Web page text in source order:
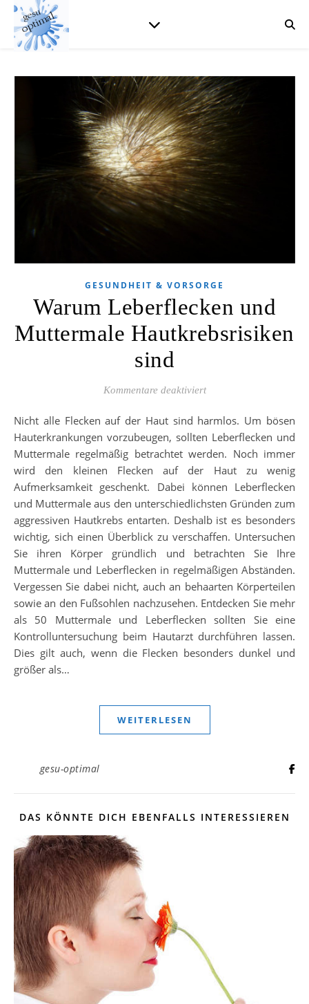
GESUNDHEIT & VORSORGE
Warum Leberflecken und
Muttermale Hautkrebsrisiken
sind
Kommentare deaktiviertfür Warum
Nicht alle Flecken auf der Haut sind harmlos. Um bösen
Hauterkrankungen vorzubeugen, sollten Leberflecken und
Muttermale regelmäßig betrachtet werden. Noch immer
wird den kleinen Flecken auf der Haut zu wenig
Aufmerksamkeit geschenkt. Dabei können Leberflecken
und Muttermale aus den unterschiedlichsten Gründen zum
aggressiven Hautkrebs entarten. Deshalb ist es besonders
wichtig, sich einen Überblick zu verschaffen. Untersuchen
Sie ihren Körper gründlich und betrachten Sie Ihre
Muttermale und Leberflecken in regelmäßigen Abständen.
Vergessen Sie dabei nicht, auch an behaarten Körperteilen
sowie an den Fußsohlen nachzusehen. Entdecken Sie mehr
als 50 Muttermale und Leberflecken sollten Sie eine
Kontrolluntersuchung beim Hautarzt durchführen lassen.
Dies gilt auch, wenn die Flecken besonders dunkel und
größer als…
WEITERLESEN
gesu-optimal
DAS KÖNNTE DICH EBENFALLS INTERESSIEREN